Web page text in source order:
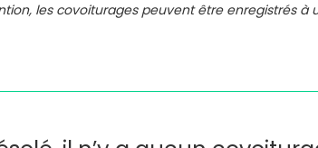
les covoiturages peuvent être enregistrés